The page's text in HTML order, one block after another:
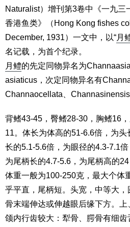
Naturalist）增刊第3卷中《一九三
香港鱼类》（Hong Kong fishes
December, 1931）一文中，以“月
名记载，为首个纪录。
月鳢的先定同物异名为
asiaticus，次定同物异名有
Channaocellata、Channasinensis
背鳍43-45，臀鳍28-30，胸鳍16
11。体长为体高的51-6.6倍，为
长的5.1-5.6倍，为眼径的4.3-7.1倍
为尾柄长的4.7-5.6，为尾柄高的24
体重一般为100-250克，最大个体
乎平直，尾柄短。头宽，中等大
骨末端伸达或伸越眼后缘下方。
颌内行齿较大：犁骨、腭骨有细